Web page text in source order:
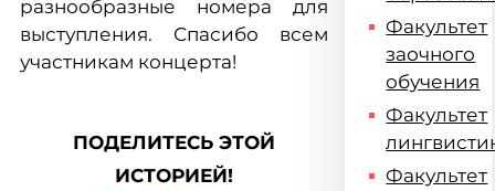
разнообразные номера для
выступления. Спасибо всем
участникам концерта!
ПОДЕЛИТЕСЬ ЭТОЙ
ИСТОРИЕЙ!
Факультет
заочного
обучения
Факультет
Факультет